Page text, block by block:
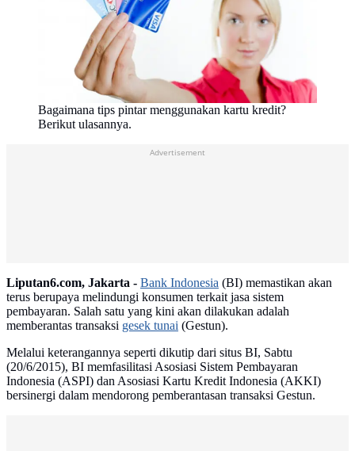
Bagaimana tips pintar menggunakan kartu kredit?
Berikut ulasannya.
Advertisement
Liputan6.com, Jakarta - Bank Indonesia (BI) memastikan akan
terus berupaya melindungi konsumen terkait jasa sistem
pembayaran. Salah satu yang kini akan dilakukan adalah
memberantas transaksi gesek tunai (Gestun).
Melalui keterangannya seperti dikutip dari situs BI, Sabtu
(20/6/2015), BI memfasilitasi Asosiasi Sistem Pembayaran
Indonesia (ASPI) dan Asosiasi Kartu Kredit Indonesia (AKKI)
bersinergi dalam mendorong pemberantasan transaksi Gestun.